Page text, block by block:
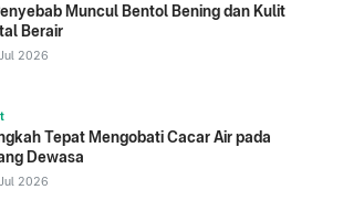
Muncul Bentol Bening dan Kulit
Berair
2026
Tepat Mengobati Cacar Air pada
Dewasa
2026